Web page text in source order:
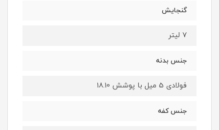
گنجایش
7 لیتر
جنس بدنه
فولادی 5 میل با پوشش 18.10
جنس کفه